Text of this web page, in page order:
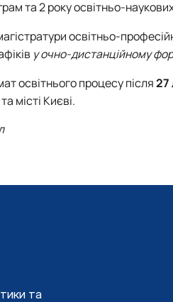
та 2 року освітньо-
освітньо-
уочно-дистанційному
освітнього процесу після27
місті Києві.
та